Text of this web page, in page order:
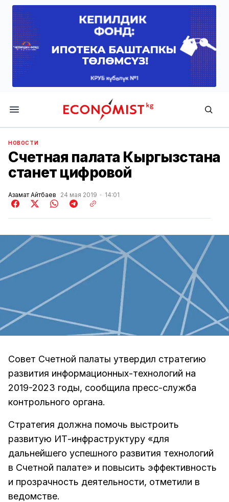
Economist.kg
НОВОСТИ
Счетная палата Кыргызстана
станет цифровой
Азамат Айтбаев 24 мая 2019 14:01
Совет Счетной палаты утвердил стратегию
развития информационных-технологий на
2019-2023 годы, сообщила пресс-служба
контрольного органа.
Стратегия должна помочь выстроить
развитую ИТ-инфраструктуру «для
дальнейшего успешного развития технологий
в Счетной палате» и повысить эффективность
и прозрачность деятельности, отметили в
ведомстве.